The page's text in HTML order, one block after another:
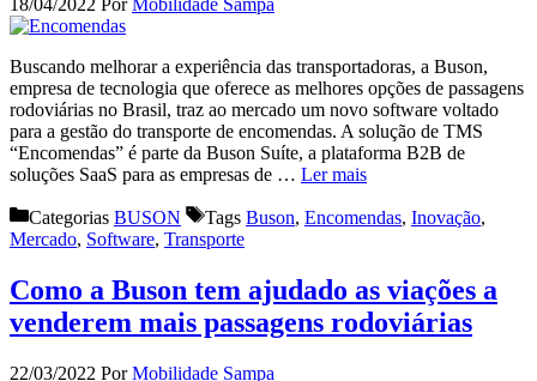
18/04/2022 PorMobilidade Sampa
Buscando melhorar a experiência das transportadoras, a Buson,
empresa de tecnologia que oferece as melhores opções de passagens
rodoviárias no Brasil, traz ao mercado um novo software voltado
para a gestão do transporte de encomendas. A solução de TMS
“Encomendas” é parte da Buson Suíte, a plataforma B2B de
soluções SaaS para as empresas de … Ler mais
Categorias BUSON Tags Buson, Encomendas, Inovação,
Mercado, Software, Transporte
Como a Buson tem ajudado as viações a
venderem mais passagens rodoviárias
22/03/2022 PorMobilidade Sampa